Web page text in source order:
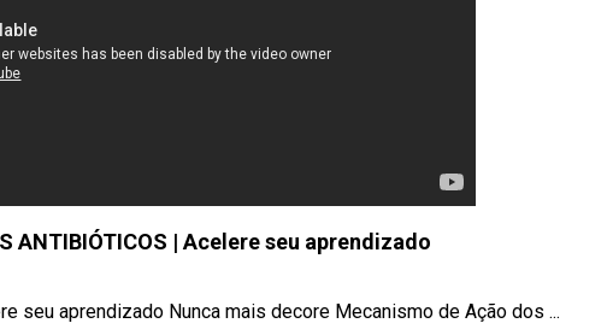
ANTIBIÓTICOS | Acelere seu aprendizado
seu aprendizado Nunca mais decore Mecanismo de Ação dos ...